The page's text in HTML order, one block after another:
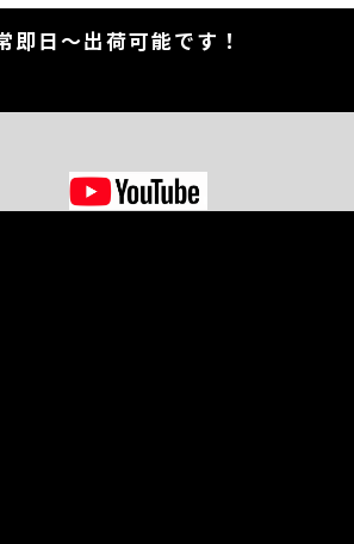
日～出荷可能です！